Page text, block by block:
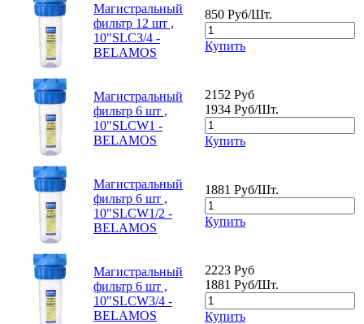
Магистральный
фильтр 12 шт ,
10"SLC3/4 -
BELAMOS
850 Руб/Шт.
Купить
Магистральный
фильтр 6 шт ,
10"SLCW1 -
BELAMOS
2152 Руб
1934 Руб/Шт.
Купить
Магистральный
фильтр 6 шт ,
10"SLCW1/2 -
BELAMOS
1881 Руб/Шт.
Купить
Магистральный
фильтр 6 шт ,
10"SLCW3/4 -
BELAMOS
2223 Руб
1881 Руб/Шт.
Купить